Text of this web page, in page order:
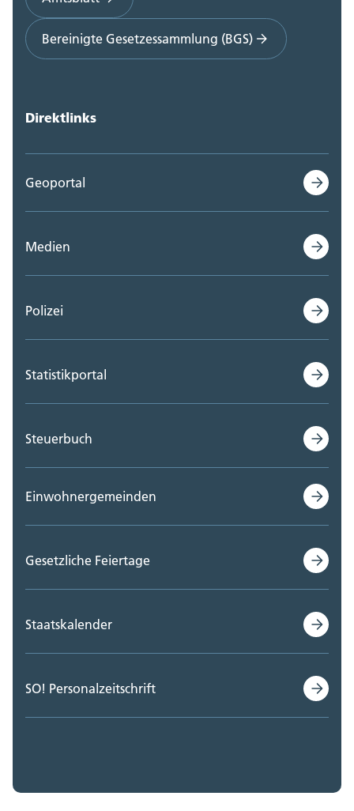
Bereinigte Gesetzessammlung (BGS)
Direktlinks
Geoportal
Medien
Polizei
Statistikportal
Steuerbuch
Einwohnergemeinden
Gesetzliche Feiertage
Staatskalender
SO! Personalzeitschrift